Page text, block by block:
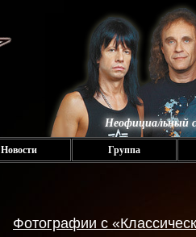
Неофициальный
Новости Группа
Фотографии с